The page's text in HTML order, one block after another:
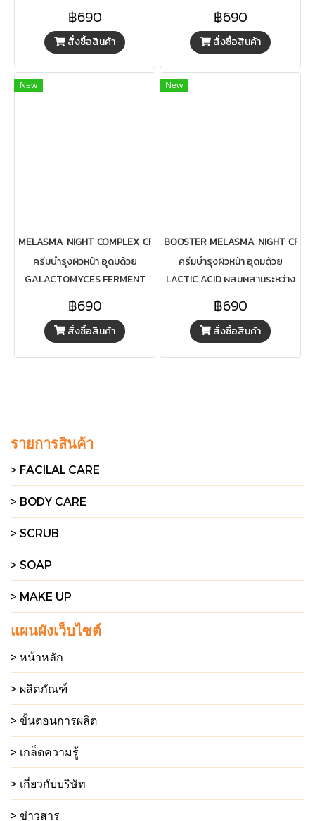
กลุ่ม Moisturizing ที่ช่วยบำรุงให้
ผิวขาวกระจ่างใสอย่างเป็น
ธรรมชาติ
฿690
สั่งซื้อสินค้า
ยับยั้งการทำงานของไทโรซิเนส
ช่วยปรับสภาพสีผิวให้ดูขาว
กระจ่างใส ลดกระ จุดด่างดำ
฿690
สั่งซื้อสินค้า
New
MELASMA NIGHT COMPLEX CREAM
ครีมบำรุงผิวหน้า อุดมด้วย
GALACTOMYCES FERMENT
FILTRATE ผสมผสานระหว่าง
NIACINAMIDE, TOCOPHERYL
ACETATE และ TRANEXAMIC
฿690
สั่งซื้อสินค้า
New
BOOSTER MELASMA NIGHT
ครีมบำรุงผิวหน้า อุดมด้วย
LACTIC ACID ผสมผสานระหว่าง
NIACINAMIDE, TOCOPHERYL
ACETATE กับ GOAT MILK
EXTRACT และ TRANEXAMIC
฿690
สั่งซื้อสินค้า
รายการสินค้า
> FACILAL CARE
> BODY CARE
> SCRUB
> SOAP
> MAKE UP
แผนผังเว็บไซต์
> หน้าหลัก
> ผลิตภัณฑ์
> ขั้นตอนการผลิต
> เกล็ดความรู้
> เกี่ยวกับบริษัท
> ข่าวสาร